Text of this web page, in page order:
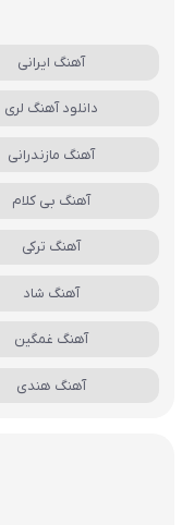
آهنگ ایرانی
دانلود آهنگ لری
آهنگ مازندرانی
آهنگ بی کلام
آهنگ ترکی
آهنگ شاد
آهنگ غمگین
آهنگ هندی